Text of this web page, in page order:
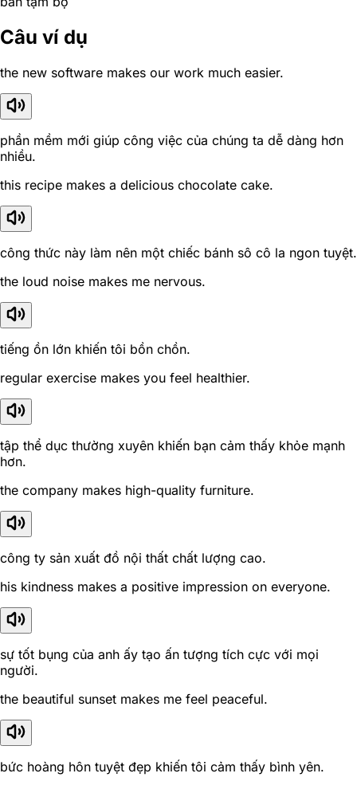
Câu ví dụ
the new software makes our work much easier.
phần mềm mới giúp công việc của chúng ta dễ dàng hơn
nhiều.
this recipe makes a delicious chocolate cake.
công thức này làm nên một chiếc bánh sô cô la ngon tuyệt.
the loud noise makes me nervous.
tiếng ồn lớn khiến tôi bồn chồn.
regular exercise makes you feel healthier.
tập thể dục thường xuyên khiến bạn cảm thấy khỏe mạnh
hơn.
the company makes high-quality furniture.
công ty sản xuất đồ nội thất chất lượng cao.
his kindness makes a positive impression on everyone.
sự tốt bụng của anh ấy tạo ấn tượng tích cực với mọi
người.
the beautiful sunset makes me feel peaceful.
bức hoàng hôn tuyệt đẹp khiến tôi cảm thấy bình yên.